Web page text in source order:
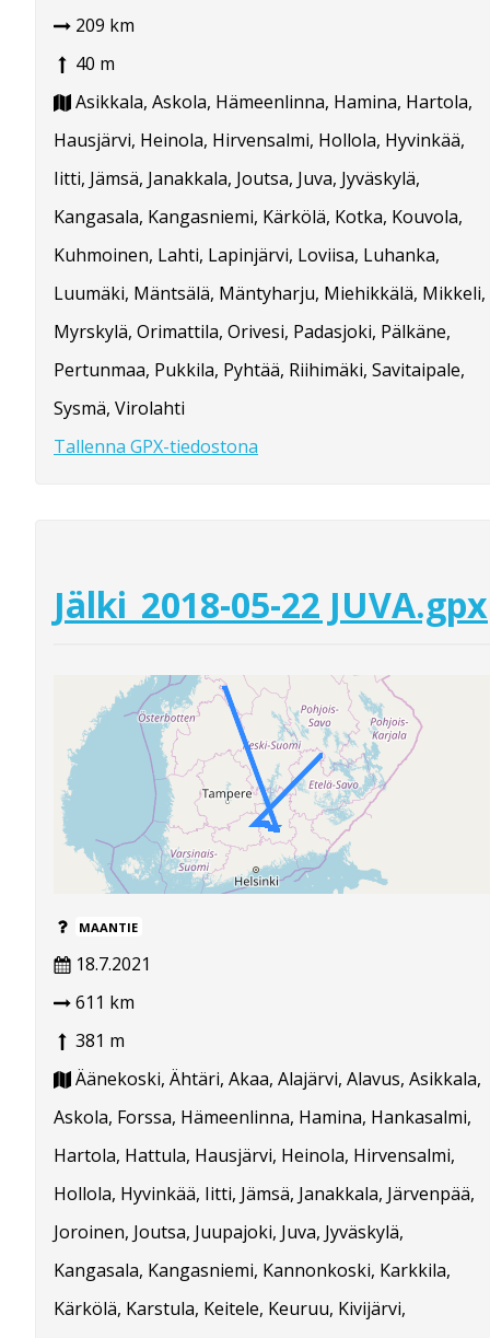
209 km
40 m
Asikkala, Askola, Hämeenlinna, Hamina, Hartola,
Hausjärvi, Heinola, Hirvensalmi, Hollola, Hyvinkää,
Iitti, Jämsä, Janakkala, Joutsa, Juva, Jyväskylä,
Kangasala, Kangasniemi, Kärkölä, Kotka, Kouvola,
Kuhmoinen, Lahti, Lapinjärvi, Loviisa, Luhanka,
Luumäki, Mäntsälä, Mäntyharju, Miehikkälä, Mikkeli,
Myrskylä, Orimattila, Orivesi, Padasjoki, Pälkäne,
Pertunmaa, Pukkila, Pyhtää, Riihimäki, Savitaipale,
Sysmä, Virolahti
Tallenna GPX-tiedostona
Jälki_2018-05-22 JUVA.gpx
MAANTIE
18.7.2021
611 km
381 m
Äänekoski, Ähtäri, Akaa, Alajärvi, Alavus, Asikkala,
Askola, Forssa, Hämeenlinna, Hamina, Hankasalmi,
Hartola, Hattula, Hausjärvi, Heinola, Hirvensalmi,
Hollola, Hyvinkää, Iitti, Jämsä, Janakkala, Järvenpää,
Joroinen, Joutsa, Juupajoki, Juva, Jyväskylä,
Kangasala, Kangasniemi, Kannonkoski, Karkkila,
Kärkölä, Karstula, Keitele, Keuruu, Kivijärvi,